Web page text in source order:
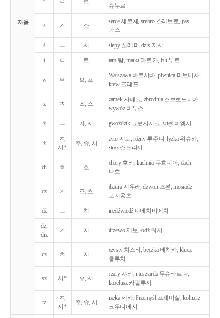
자음
r ㄹ 르
슈누르
s ㅅ 스
serce 세르체, srebro 스레브로, pas
파스
ś ㅡ 시 ślepy 실레피, dziś 지시
t ㅌ 트 tam 탐, matka 마트카, but 부트
w ㅂ 브, 프
Warszawa 바르샤바, piwnica 피브니차,
krew 크레프
z ㅈ 즈, 스
zamek 자메크, zbrodnia 즈브로드니아,
wywóz 비부스
ź ㅡ 지, 시 gwoździk 그보지지크, więź 비엥시
ż
ㅈ,
시*
주, 슈, 시
żyto 지토, różny 루주니, łyżka 위슈카,
straż 스트라시
ch ㅎ 흐
chory 호리, kuchnia 쿠흐니아, dach
다흐
dz ㅈ 즈, 츠
dziura 지우라, dzwon 즈본, mosiądz
모시옹츠
dź ㅡ 치 niedźwiedź 니에치비에치
dż,
drz
ㅈ 치 drzewo 제보, łodż 워치
cz ㅊ 치
czysty 치스티, beczka 베치카, klucz
클루치
sz 시* 슈, 시
szary 샤리, musztarda 무슈타르다,
kapelusz 카펠루시
rz
ㅈ,
시*
주, 슈, 시
rzeka 제카, Przemyśl 프셰미실, kołnierz
코우니에시